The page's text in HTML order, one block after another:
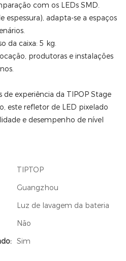
com os LEDs SMD.
espessura), adapta-se a espaços
da caixa: 5 kg.
produtoras e instalações
experiência da TIPOP Stage
este refletor de LED pixelado
e desempenho de nível
TIPTOP
Guangzhou
Luz de lavagem da bateria
Não
Sim